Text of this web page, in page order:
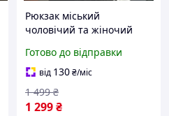
Рюкзак міський
чоловічий та жіночий
сірий з відділенням для
ноутбуку та скрита
кишеня. Живе фото
Готово до відправки
від 130₴/міс
1 299₴
1 499 ₴